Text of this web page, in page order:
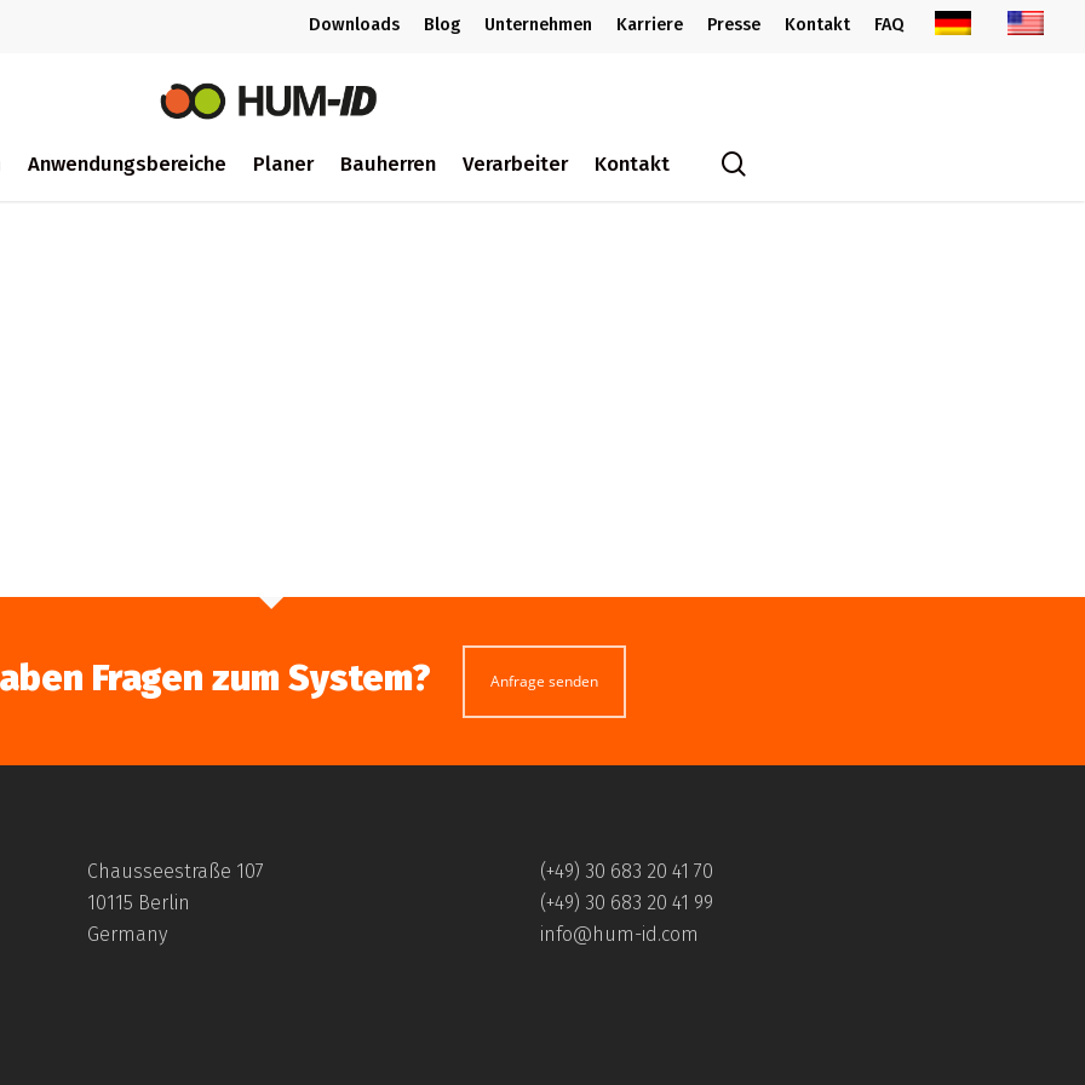
Downloads Blog Unternehmen Karriere Presse Kontakt FAQ
Anwendungsbereiche Planer Bauherren Verarbeiter Kontakt
Fragen zum System? Anfrage senden
Chausseestraße 107
10115 Berlin
Germany
(+49) 30 683 20 41 70
(+49) 30 683 20 41 99
info@hum-id.com